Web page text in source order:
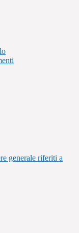
generale riferiti a